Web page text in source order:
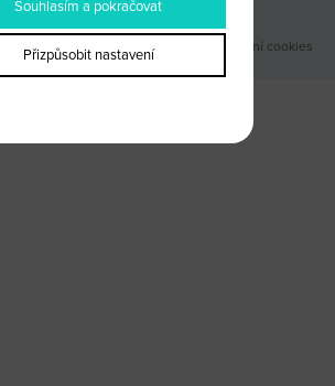
Webové stránky ©2026 PANKREA Nastavení cookies
Souhlasím a pokračovat
Přizpůsobit nastavení